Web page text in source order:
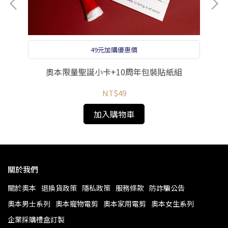
49元加購優惠價
奧本限量聖誕小卡+10周年包裝貼紙組
NT$49
加入購物車
關於我們
關於奧本 退換貨政策 隱私政策 服務條款 防詐騙公告
奧本男士系列 奧本寵物電剪 奧本家用電剪 奧本女生系列
企業採購禮盒訂製